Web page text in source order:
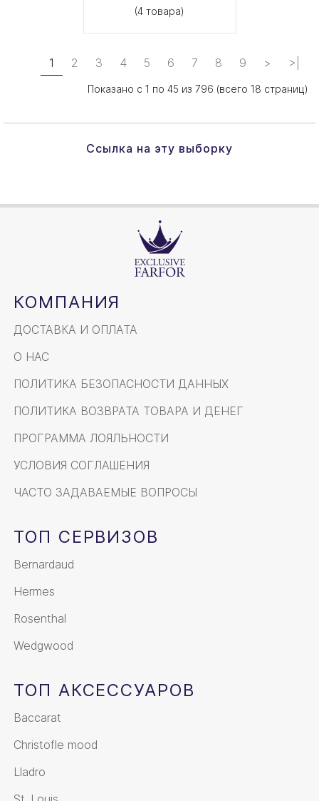
(4 товара)
1 2 3 4 5 6 7 8 9 > >|
Показано с 1 по 45 из 796 (всего 18 страниц)
Ссылка на эту выборку
КОМПАНИЯ
ДОСТАВКА И ОПЛАТА
О НАС
ПОЛИТИКА БЕЗОПАСНОСТИ ДАННЫХ
ПОЛИТИКА ВОЗВРАТА ТОВАРА И ДЕНЕГ
ПРОГРАММА ЛОЯЛЬНОСТИ
УСЛОВИЯ СОГЛАШЕНИЯ
ЧАСТО ЗАДАВАЕМЫЕ ВОПРОСЫ
ТОП СЕРВИЗОВ
Bernardaud
Hermes
Rosenthal
Wedgwood
ТОП АКСЕССУАРОВ
Baccarat
Christofle mood
Lladro